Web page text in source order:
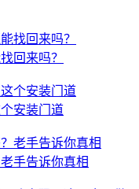
回来吗？
安装门道
手告诉你真相